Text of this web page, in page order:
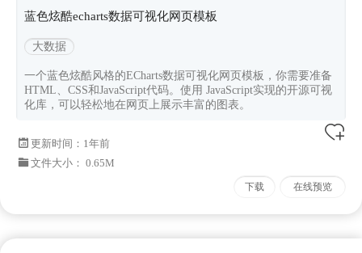
蓝色炫酷echarts数据可视化网页模板
大数据
一个蓝色炫酷风格的ECharts数据可视化网页模板，你需要准备
HTML、CSS和JavaScript代码。使用 JavaScript实现的开源可视
化库，可以轻松地在网页上展示丰富的图表。
更新时间： 1年前
文件大小： 0.65M
下载 在线预览